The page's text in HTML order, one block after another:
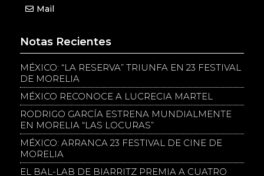
Mail
Notas Recientes
MÉXICO: “LA RESERVA” TRIUNFA EN 23 FESTIVAL
DE MORELIA
MÉXICO RECONOCE A LUCRECIA MARTEL
RODRIGO GARCÍA ESTRENA MUNDIALMENTE
EN MORELIA “LAS LOCURAS”
MÉXICO: ARRANCA 23 FESTIVAL DE CINE DE
MORELIA
EL BAL-LAB DE BIARRITZ PREMIA A CUATRO